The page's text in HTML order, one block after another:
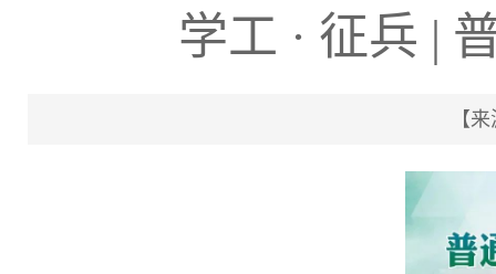
学工 · 征兵 |
【